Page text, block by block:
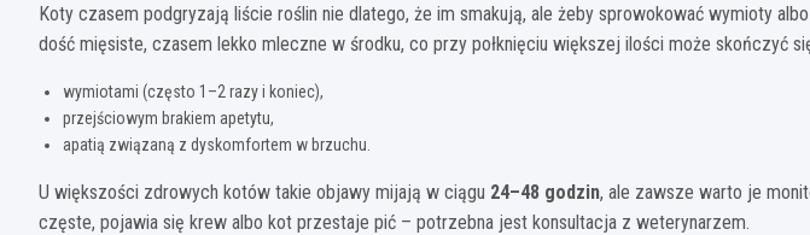
Koty czasem podgryzają liście roślin nie dlatego, że im smakują, ale żeby sprowokować wymioty
dość mięsiste, czasem lekko mleczne w środku, co przy połknięciu większej ilości może skończyć
wymiotami (często 1–2 razy i koniec),
przejściowym brakiem apetytu,
apatią związaną z dyskomfortem w brzuchu.
U większości zdrowych kotów takie objawy mijają w ciągu 24–48 godzin, ale zawsze warto je
częste, pojawia się krew albo kot przestaje pić – potrzebna jest konsultacja z weterynarzem.